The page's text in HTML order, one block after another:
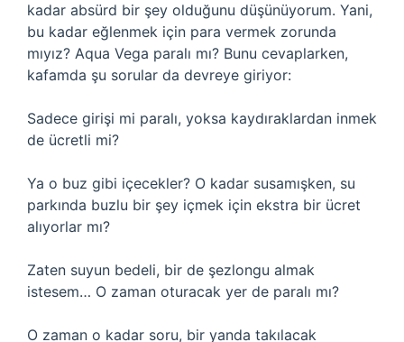
kadar absürd bir şey olduğunu düşünüyorum. Yani,
bu kadar eğlenmek için para vermek zorunda
mıyız? Aqua Vega paralı mı? Bunu cevaplarken,
kafamda şu sorular da devreye giriyor:
Sadece girişi mi paralı, yoksa kaydıraklardan inmek
de ücretli mi?
Ya o buz gibi içecekler? O kadar susamışken, su
parkında buzlu bir şey içmek için ekstra bir ücret
alıyorlar mı?
Zaten suyun bedeli, bir de şezlongu almak
istesem… O zaman oturacak yer de paralı mı?
O zaman o kadar soru, bir yanda takılacak